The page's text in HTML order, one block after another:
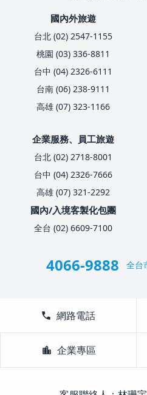
國內外旅遊
台北 (02) 2547-1155
桃園 (03) 336-8811
台中 (04) 2326-6111
台南 (06) 238-9111
高雄 (07) 323-1166
企業服務、員工旅遊
台北 (02) 2718-8001
台中 (04) 2326-7666
高雄 (07) 321-2292
國內/入境客製化包團
全台 (02) 6609-7100
4066-9888 全台
call 網路電話
location_city 企業專區